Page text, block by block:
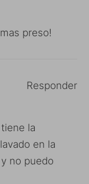
preso!
la
en la
no puedo
Responder